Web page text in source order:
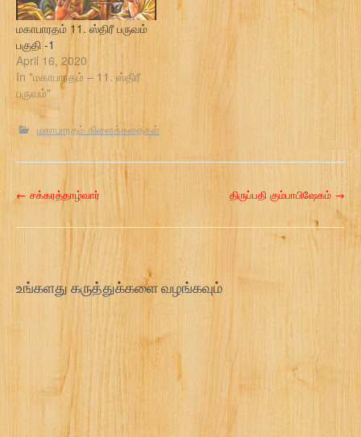
மகாபாரதம் 11. ஸ்திரீ பருவம்
பகுதி -1
April 16, 2020
In "மகாபாரதம் – 11. ஸ்திரீ
பருவம்"
மகாபாரதம் கிளைக்கதைகள்
P
o
t
← சக்கரத்தாழ்வார் திருப்பதி கும்பாபிஷேகம் →
உங்களது கருத்துக்களை வழங்கவும்